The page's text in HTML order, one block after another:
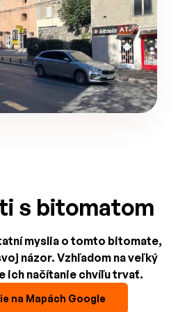
s bitomatom
myslia o tomto bitomate,
názor. Vzhľadom na veľký
ich načítanie chvíľu trvať.
na Mapách Google